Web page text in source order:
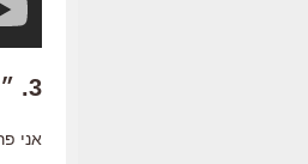
3. ״משחקי הרעב: עורבני חקיין״
אני